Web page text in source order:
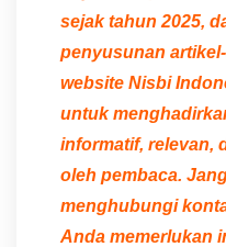
sejak tahun 2025,
penyusunan
website Nisbi
untuk
informatif, relevan,
oleh pembaca.
menghubungi
Anda memerlukan